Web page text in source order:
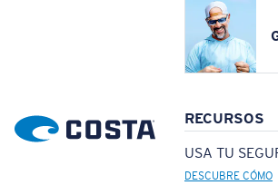
RECURSOS
USA TU
DESCUBRE CÓMO